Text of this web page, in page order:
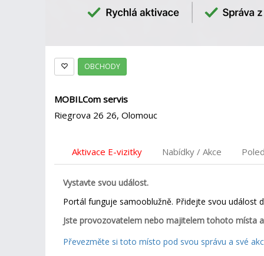
OBCHODY
MOBILCom servis
Riegrova 26 26, Olomouc
Aktivace E-vizitky Nabídky / Akce
Vystavte svou událost.
Portál funguje samooblužně. Přidejte svou událost
Jste provozovatelem nebo majitelem tohoto místa
Převezměte si toto místo pod svou správu a své